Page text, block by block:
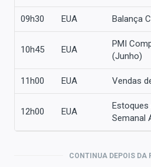
09h30 EUA Balança
10h45 EUA
PMI
(Junho)
11h00 EUA Vendas
12h00 EUA
Estoques
Semanal
CONTINUA DEPOIS DA